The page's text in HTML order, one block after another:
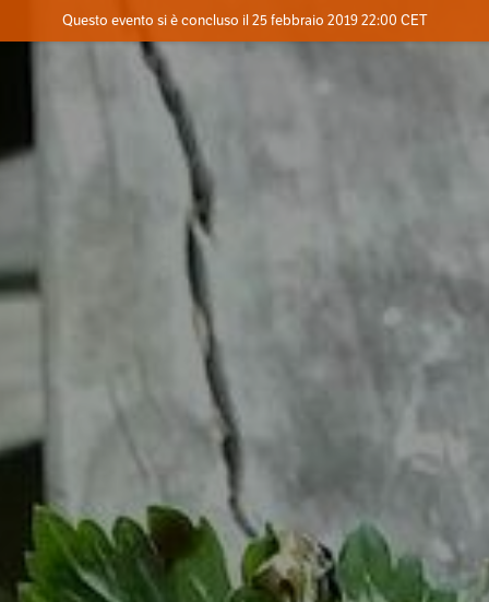
Dove
Contatta l'organizzatore
Questo evento si è concluso il 25 febbraio 2019 22:00 CET